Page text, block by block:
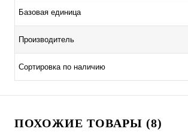
Базовая единица
Производитель
Сортировка по наличию
ПОХОЖИЕ ТОВАРЫ (8)